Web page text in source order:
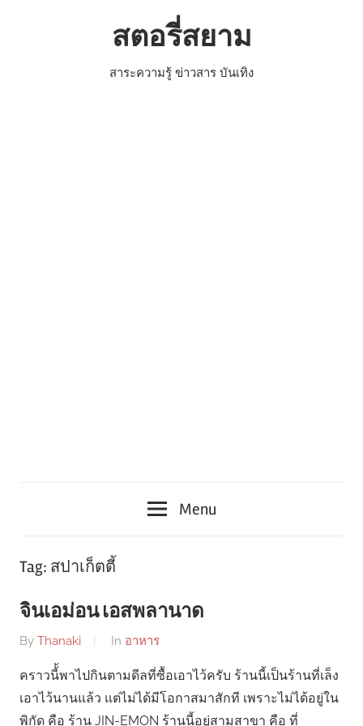
สตอรี่สยาม
สาระความรู้ ข่าวสาร บันเทิง
Menu
Tag: สปาเก็ตตี้
จินเอม่อน เอสพลานาด
By Thanaki In อาหาร
คราวนี้้พาไปกินตามดีลที่ซื้อเอาไว้ครับ ร้านนี้เป็นร้านที่เล็ง
เอาไว้นานแล้ว แต่ไม่ได้มีโอกาสมาสักที เพราะไม่ได้อยู่ใน
พิกัด คือ ร้าน JIN-EMON ร้านนี้อยู่สามสาขา คือ ที่